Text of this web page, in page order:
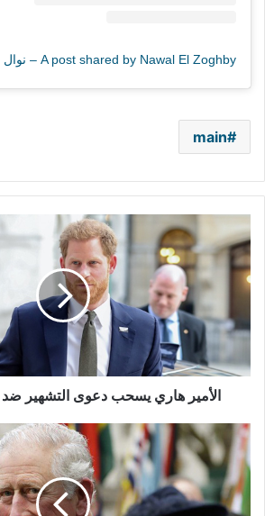
main
الأمير
هاري
يسحب
دعوى
التشهير
صحيفة
بريطانية
الأمير هاري يسحب دعوى التشهير ضد
الملك
تشارلز
مصاب
بأشهر
أمراض